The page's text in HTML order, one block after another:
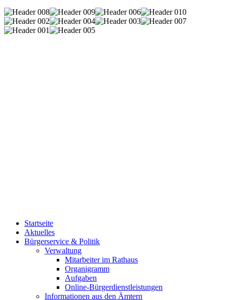
Startseite
Aktuelles
Bürgerservice & Politik
Verwaltung
Mitarbeiter im Rathaus
Organigramm
Aufgaben
Online-Bürgerdienstleistungen
Informationen aus den Ämtern